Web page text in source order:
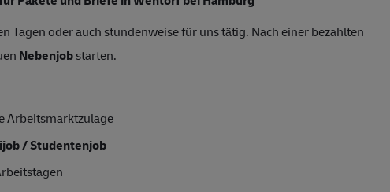
Tagen oder auch stundenweise für uns tätig. Nach einer bezahlten
Nebenjobstarten.
Arbeitsmarktzulage
/ Studentenjob